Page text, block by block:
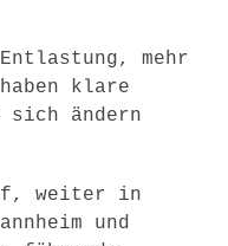
mehr
klare
sich ändern
weiter in
und